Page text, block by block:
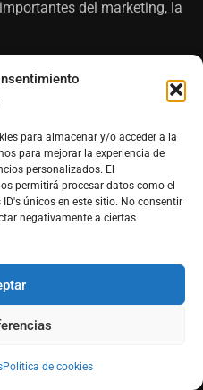
para almacenar y/o acceder a la
para mejorar la experiencia de
personalizados. El
permitirá procesar datos como el
únicos en este sitio. No consentir
negativamente a ciertas
Política de cookies
del marketing, la
impresión digital y